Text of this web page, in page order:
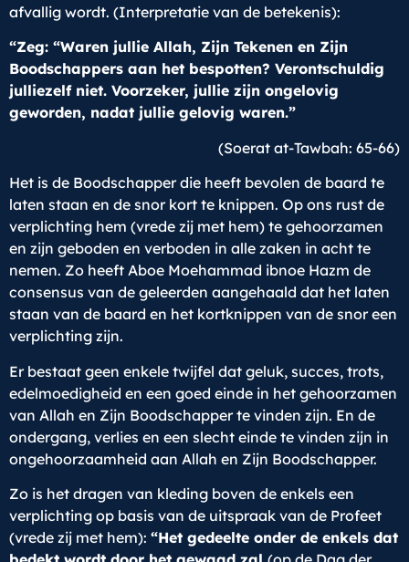
afvallig wordt. (Interpretatie van de betekenis):
“Zeg: “Waren jullie Allah, Zijn Tekenen en Zijn
Boodschappers aan het bespotten? Verontschuldig
julliezelf niet. Voorzeker, jullie zijn ongelovig
geworden, nadat jullie gelovig waren.”
(Soerat at-Tawbah: 65-66)
Het is de Boodschapper die heeft bevolen de baard te
laten staan en de snor kort te knippen. Op ons rust de
verplichting hem (vrede zij met hem) te gehoorzamen
en zijn geboden en verboden in alle zaken in acht te
nemen. Zo heeft Aboe Moehammad ibnoe Hazm de
consensus van de geleerden aangehaald dat het laten
staan van de baard en het kortknippen van de snor een
verplichting zijn.
Er bestaat geen enkele twijfel dat geluk, succes, trots,
edelmoedigheid en een goed einde in het gehoorzamen
van Allah en Zijn Boodschapper te vinden zijn. En de
ondergang, verlies en een slecht einde te vinden zijn in
ongehoorzaamheid aan Allah en Zijn Boodschapper.
Zo is het dragen van kleding boven de enkels een
verplichting op basis van de uitspraak van de Profeet
(vrede zij met hem): “Het gedeelte onder de enkels dat